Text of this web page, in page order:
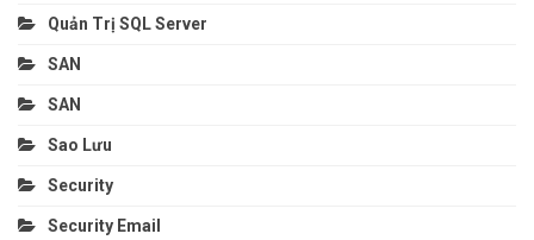
Quản Trị SQL Server
SAN
SAN
Sao Lưu
Security
Security Email